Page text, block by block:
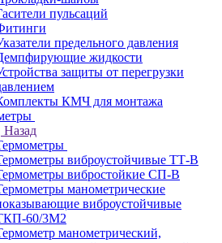
пульсаций
предельного давления
жидкости
защиты от перегрузки
КМЧ для монтажа
Назад
виброустойчивые ТТ-В
вибростойкие СП-В
манометрические
виброустойчивые
60/3М2
манометрический,